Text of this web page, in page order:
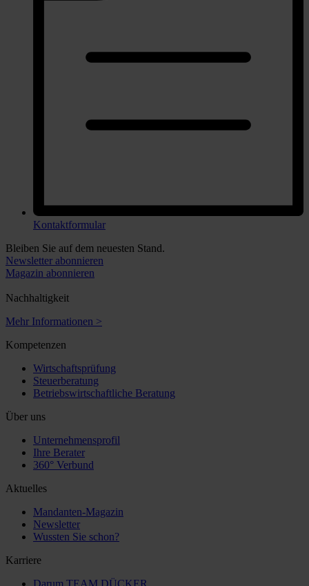
Kontaktformular
Bleiben Sie auf dem neuesten Stand.
Newsletter abonnieren
Magazin abonnieren
Nachhaltigkeit
Mehr Informationen >
Kompetenzen
Wirtschaftsprüfung
Steuerberatung
Betriebswirtschaftliche Beratung
Über uns
Unternehmensprofil
Ihre Berater
360° Verbund
Aktuelles
Mandanten-Magazin
Newsletter
Wussten Sie schon?
Karriere